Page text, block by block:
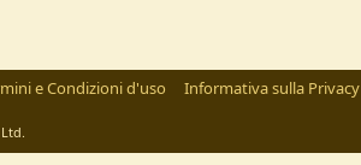
e Condizioni d'uso Informativa sulla Privacy